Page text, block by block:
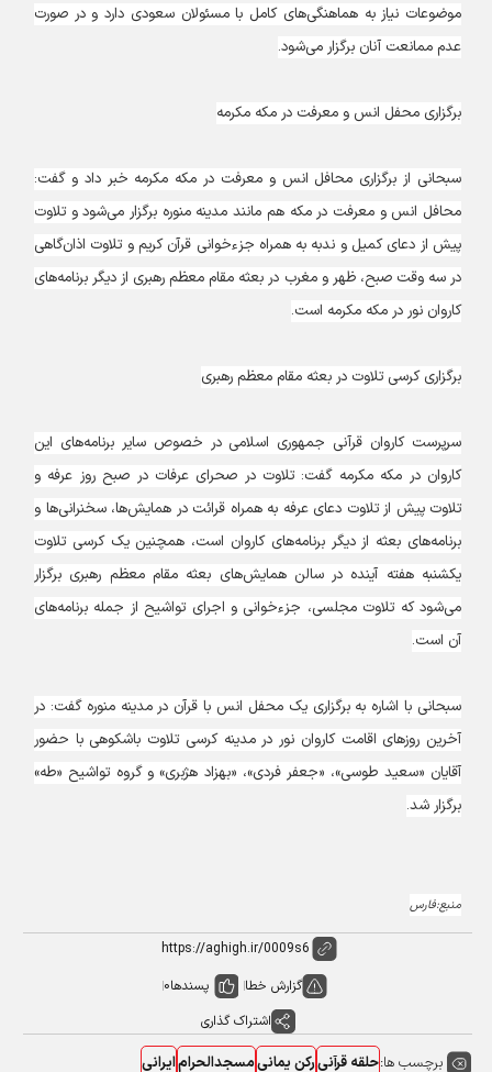
موضوعات نیاز به هماهنگی‌های کامل با مسئولان سعودی دارد و در صورت
عدم ممانعت آنان برگزار می‌شود.
برگزاری محفل انس و معرفت در مکه مکرمه
سبحانی از برگزاری محافل انس و معرفت در مکه مکرمه خبر داد و گفت:
محافل انس و معرفت در مکه هم مانند مدینه منوره برگزار می‌شود و تلاوت
پیش از دعای کمیل و ندبه به همراه جزءخوانی قرآن کریم و تلاوت اذان‌گاهی
در سه وقت صبح، ظهر و مغرب در بعثه مقام معظم رهبری از دیگر برنامه‌های
کاروان نور در مکه مکرمه است.
برگزاری کرسی تلاوت در بعثه مقام معظم رهبری
سرپرست کاروان قرآنی جمهوری اسلامی در خصوص سایر برنامه‌های این
کاروان در مکه مکرمه گفت: تلاوت در صحرای عرفات در صبح روز عرفه و
تلاوت پیش از تلاوت دعای عرفه به همراه قرائت در همایش‌ها، سخنرانی‌ها و
برنامه‌های بعثه از دیگر برنامه‌های کاروان است، همچنین یک کرسی تلاوت
یکشنبه هفته‌ آینده در سالن همایش‌های بعثه مقام معظم رهبری برگزار
می‌شود که تلاوت مجلسی، جزء‌خوانی و اجرای تواشیح از جمله برنامه‌های
آن است.
سبحانی با اشاره به برگزاری یک محفل انس با قرآن در مدینه منوره گفت: در
آخرین روز‌های اقامت کاروان نور در مدینه کرسی تلاوت باشکوهی با حضور
آقایان «سعید طوسی»، «جعفر فردی»، «بهزاد هژبری» و گروه تواشیح «طه»
برگزار شد.
منبع:فارس
گزارش خطا پسندها0
اشتراک گذاری
برچسب ها:حلقه قرآنیرکن یمانیمسجدالحرامایرانی